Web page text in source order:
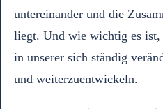
untereinander und die
liegt. Und wie wichtig es
in unserer sich ständig
und weiterzuentwickeln.